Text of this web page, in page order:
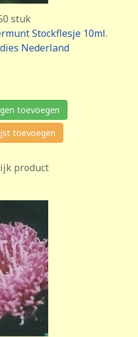
stuk
Stockflesje 10ml.
Nederland
toevoegen
toevoegen
product